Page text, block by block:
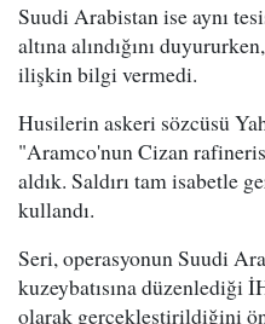
Suudi Arabistan ise aynı
altına alındığını
ilişkin bilgi vermedi.
Husilerin askeri sözcüsü
"Aramco'nun Cizan
aldık. Saldırı tam isabetle
kullandı.
Seri, operasyonun Suudi
kuzeybatısına düzenlediği
olarak gerçekleştirildiğini